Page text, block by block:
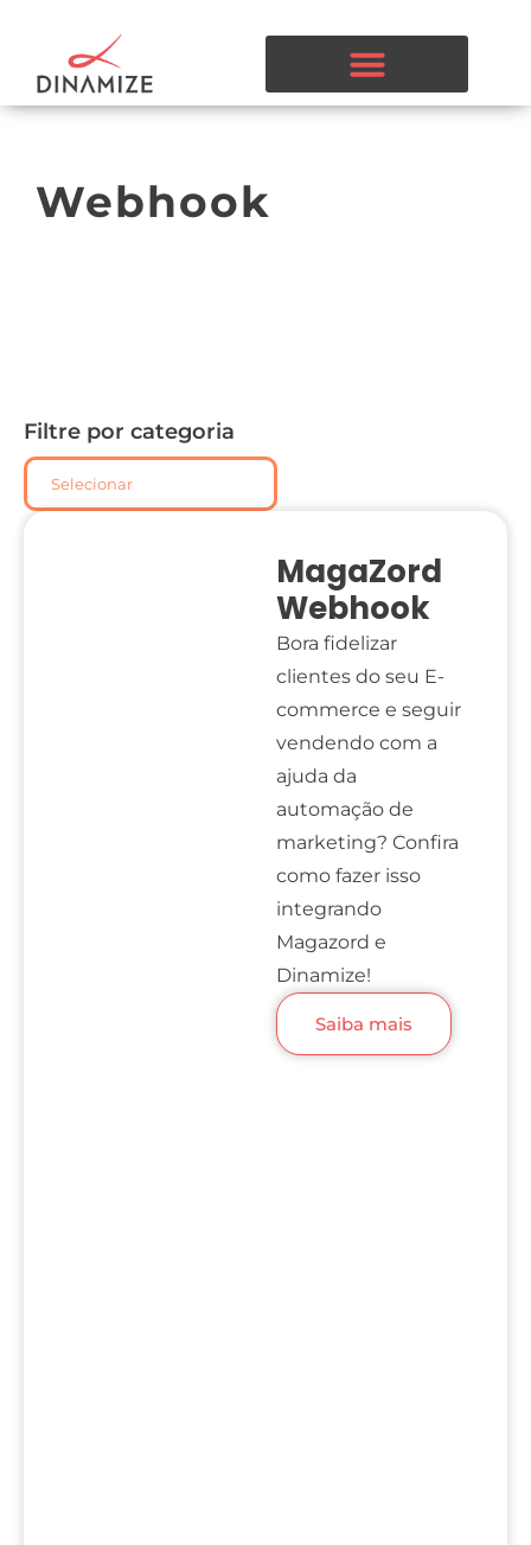
Webhook
Filtre por categoria
Selecionar
MagaZord
Webhook
Bora fidelizar
clientes do seu E-
commerce e seguir
vendendo com a
ajuda da
automação de
marketing? Confira
como fazer isso
integrando
Magazord e
Dinamize!
Saiba mais